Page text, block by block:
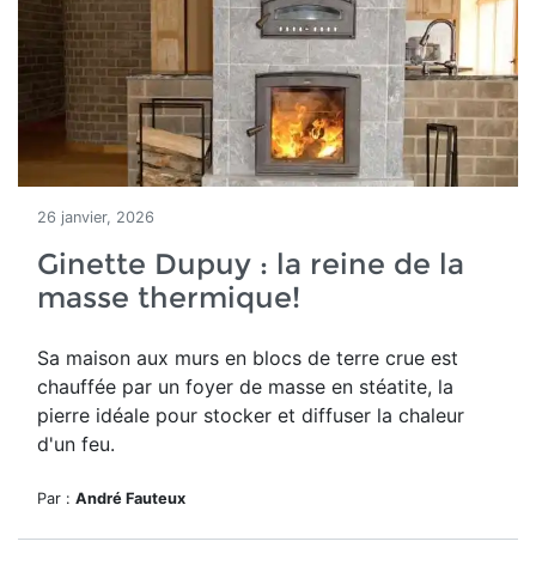
26 janvier, 2026
Ginette Dupuy : la reine de la
masse thermique!
Sa maison aux murs en blocs de terre crue est
chauffée par un foyer de masse en stéatite, la
pierre idéale pour stocker et diffuser la chaleur
d'un feu.
Par : André Fauteux